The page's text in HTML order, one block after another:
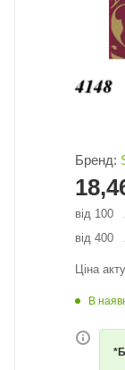
Бренд:
від 100
від 400
Ціна
В